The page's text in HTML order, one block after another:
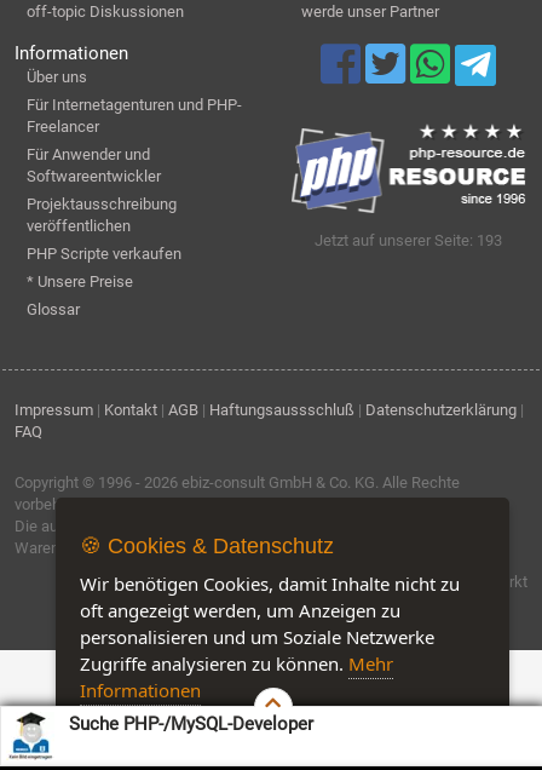
Suche PHP-/MySQL-Developer
off-topic Diskussionen
werde unser Partner
Informationen
Über uns
Für Internetagenturen und PHP-
Freelancer
Für Anwender und
Softwareentwickler
Projektausschreibung
veröffentlichen
PHP Scripte verkaufen
* Unsere Preise
Glossar
Jetzt auf unserer Seite: 193
Impressum | Kontakt | AGB | Haftungsaussschluß | Datenschutzerklärung |
FAQ
Copyright © 1996 - 2026 ebiz-consult GmbH & Co. KG . Alle Rechte
vorbehalten.
Die auf dieser Seite verwendeten Produktbezeichnungen, Namen und
Warenzeichen sind Eigentum der jeweiligen Firmen.
Software by IQ-Markt
🍪 Cookies & Datenschutz
Wir benötigen Cookies, damit Inhalte nicht zu
oft angezeigt werden, um Anzeigen zu
personalisieren und um Soziale Netzwerke
Zugriffe analysieren zu können. Mehr
Informationen
Akzeptieren